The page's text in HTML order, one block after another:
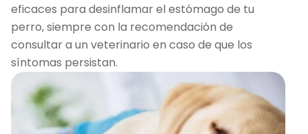
eficaces para desinflamar el estómago de tu
perro, siempre con la recomendación de
consultar a un veterinario en caso de que los
síntomas persistan.